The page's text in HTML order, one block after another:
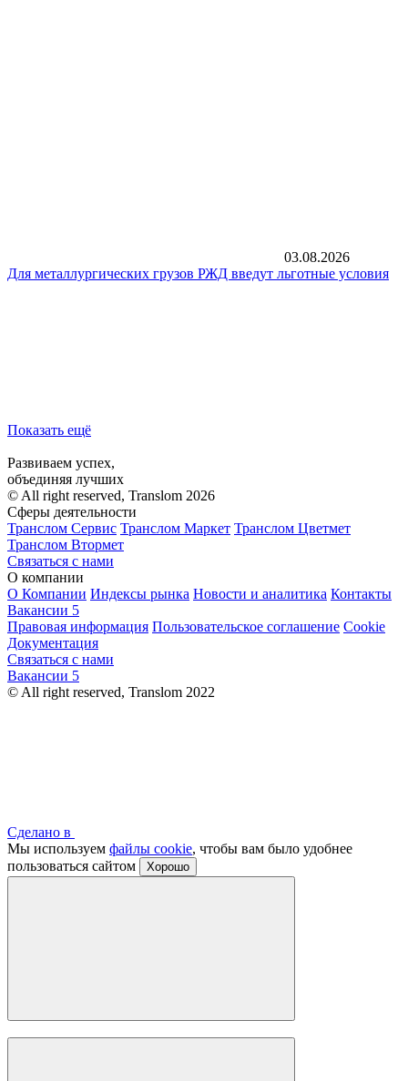
03.08.2026
Для металлургических грузов РЖД введут льготные условия
Показать ещё
Развиваем успех,
объединяя лучших
© All right reserved, Translom 2026
Сферы деятельности
Транслом Сервис Транслом Маркет Транслом Цветмет
Транслом Втормет
Связаться с нами
О компании
О Компании Индексы рынка Новости и аналитика Контакты
Вакансии 5
Правовая информация Пользовательское соглашение Cookie
Документация
Связаться с нами
Вакансии 5
© All right reserved, Translom 2022
Сделано в
Мы используем файлы cookie, чтобы вам было удобнее
пользоваться сайтом
Хорошо